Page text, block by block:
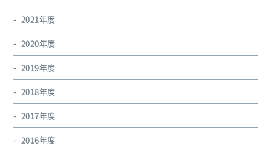
2021年度
2020年度
2019年度
2018年度
2017年度
2016年度